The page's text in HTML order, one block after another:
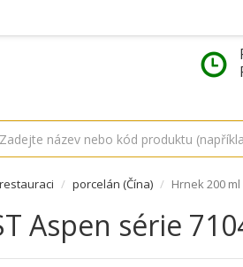
porcelán (Čína) Hrnek 200
Aspen série